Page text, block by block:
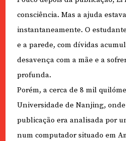
consciência. Mas a ajuda
instantaneamente. O
e a parede, com dívidas
desavença com a mãe e a
profunda.
Porém, a cerca de 8 mil
Universidade de Nanjing,
publicação era analisada por
num computador situado em